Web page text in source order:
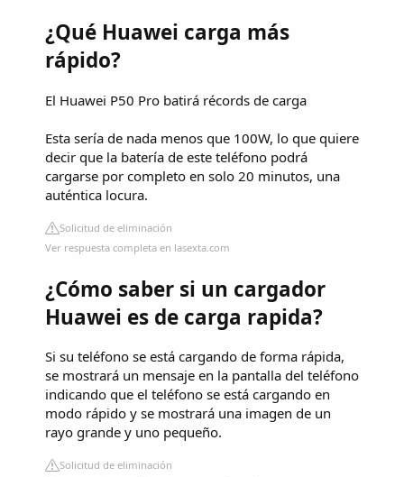
¿Qué Huawei carga más
rápido?
El Huawei P50 Pro batirá récords de carga
Esta sería de nada menos que 100W, lo que quiere
decir que la batería de este teléfono podrá
cargarse por completo en solo 20 minutos, una
auténtica locura.
Solicitud de eliminación
Ver respuesta completa en lasexta.com
¿Cómo saber si un cargador
Huawei es de carga rapida?
Si su teléfono se está cargando de forma rápida,
se mostrará un mensaje en la pantalla del teléfono
indicando que el teléfono se está cargando en
modo rápido y se mostrará una imagen de un
rayo grande y uno pequeño.
Solicitud de eliminación